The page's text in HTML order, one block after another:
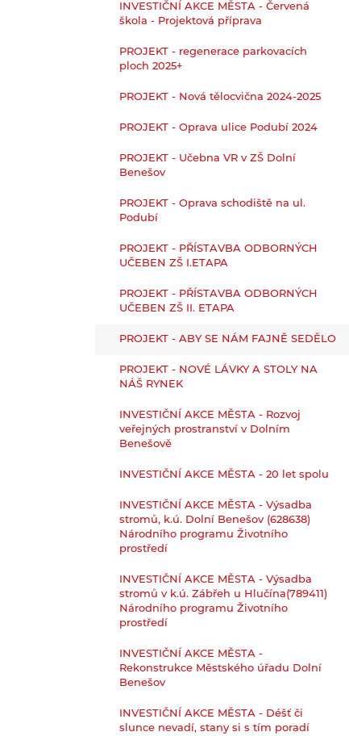
INVESTIČNÍ AKCE MĚSTA - Červená
škola - Projektová příprava
PROJEKT - regenerace parkovacích
ploch 2025+
PROJEKT - Nová tělocvična 2024-2025
PROJEKT - Oprava ulice Podubí 2024
PROJEKT - Učebna VR v ZŠ Dolní
Benešov
PROJEKT - Oprava schodiště na ul.
Podubí
PROJEKT - PŘÍSTAVBA ODBORNÝCH
UČEBEN ZŠ I.ETAPA
PROJEKT - PŘÍSTAVBA ODBORNÝCH
UČEBEN ZŠ II. ETAPA
PROJEKT - ABY SE NÁM FAJNĚ SEDĚLO
PROJEKT - NOVÉ LÁVKY A STOLY NA
NÁŠ RYNEK
INVESTIČNÍ AKCE MĚSTA - Rozvoj
veřejných prostranství v Dolním
Benešově
INVESTIČNÍ AKCE MĚSTA - 20 let spolu
INVESTIČNÍ AKCE MĚSTA - Výsadba
stromů, k.ú. Dolní Benešov (628638)
Národního programu Životního
prostředí
INVESTIČNÍ AKCE MĚSTA - Výsadba
stromů v k.ú. Zábřeh u Hlučína(789411)
Národního programu Životního
prostředí
INVESTIČNÍ AKCE MĚSTA -
Rekonstrukce Městského úřadu Dolní
Benešov
INVESTIČNÍ AKCE MĚSTA - Déšť či
slunce nevadí, stany si s tím poradí